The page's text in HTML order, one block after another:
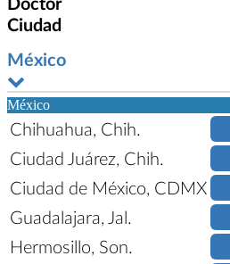
Ciudad
México
México
Chihuahua, Chih.
Ciudad Juárez, Chih.
Ciudad de México, CDMX
Guadalajara, Jal.
Hermosillo, Son.